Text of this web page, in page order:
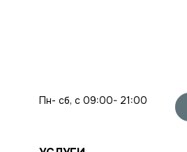
Пн- сб, с 09:00- 21:00